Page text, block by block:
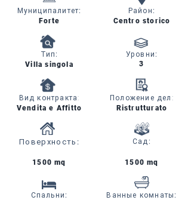
Муниципалитет:
Forte
Район:
Centro storico
Тип:
Villa singola
Вид контракта:
Vendita e Affitto
Уровни:
3
Положение дел:
Ristrutturato
Поверхность : Сад:
1500 mq
Спальни:
1500 mq
Ванные комнаты: